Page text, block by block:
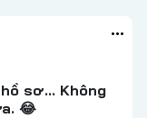
sơ... Không
😂